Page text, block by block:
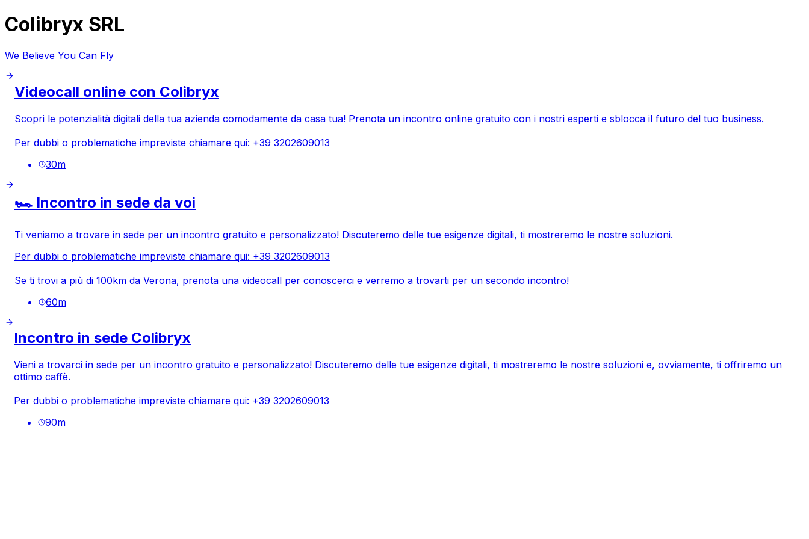
Colibryx SRL
We Believe You Can Fly
Videocall online con Colibryx
Scopri le potenzialità digitali della tua azienda comodamente da casa tua! Prenota un incontro online gratuito con i nostri esperti e sblocca il futuro del tuo business.
Per dubbi o problematiche impreviste chiamare qui: +39 3202609013
30m
🏎️ Incontro in sede da voi
Ti veniamo a trovare in sede per un incontro gratuito e personalizzato! Discuteremo delle tue esigenze digitali, ti mostreremo le nostre soluzioni.
Per dubbi o problematiche impreviste chiamare qui: +39 3202609013
Se ti trovi a più di 100km da Verona, prenota una videocall per conoscerci e verremo a trovarti per un secondo incontro!
60m
Incontro in sede Colibryx
Vieni a trovarci in sede per un incontro gratuito e personalizzato! Discuteremo delle tue esigenze digitali, ti mostreremo le nostre soluzioni e, ovviamente, ti offriremo un
ottimo caffè.
Per dubbi o problematiche impreviste chiamare qui: +39 3202609013
90m